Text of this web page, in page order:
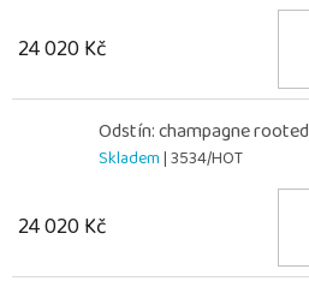
24 020 Kč
Odstín: champagne rooted
Skladem| 3534/HOT
24 020 Kč